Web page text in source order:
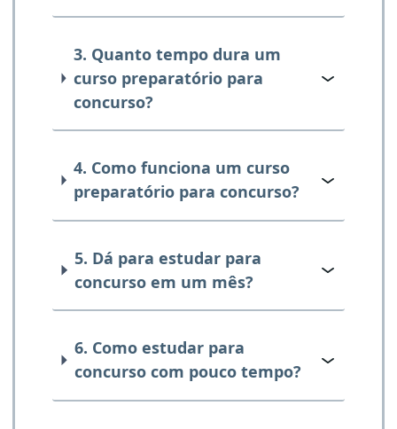
3. Quanto tempo dura um
curso preparatório para
concurso?
4. Como funciona um curso
preparatório para concurso?
5. Dá para estudar para
concurso em um mês?
6. Como estudar para
concurso com pouco tempo?